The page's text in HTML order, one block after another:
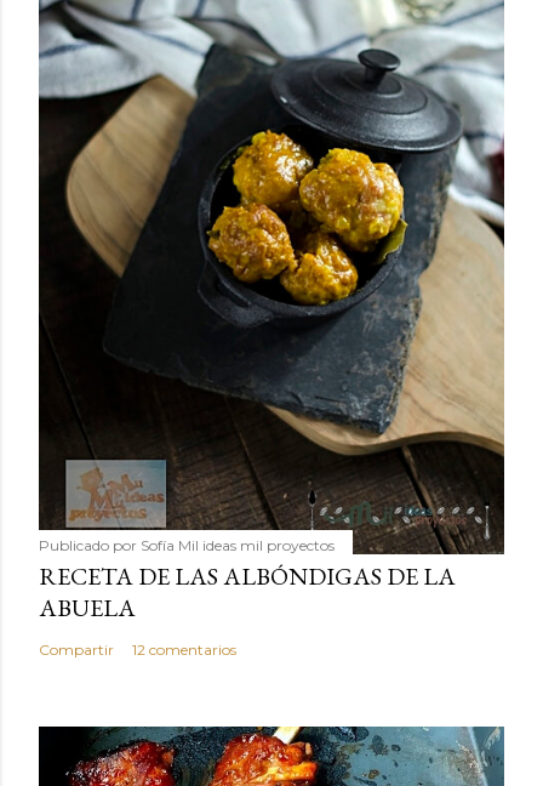
Publicado por Sofía Mil ideas mil proyectos
RECETA DE LAS ALBÓNDIGAS DE LA
ABUELA
Compartir 12 comentarios